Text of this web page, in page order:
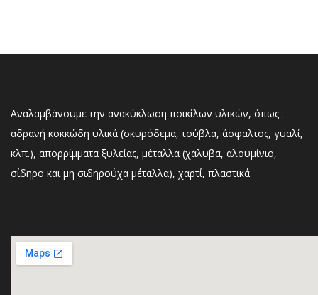
Αναλαμβάνουμε την ανακύκλωση ποικίλων υλικών, όπως :
αδρανή κοκκώδη υλικά (σκυρόδεμα, τούβλα, άσφαλτος, γυαλί,
κλπ.), απορρίμματα ξυλείας, μέταλλα (χάλυβα, αλουμίνιο,
σίδηρο και μη σιδηρούχα μέταλλα), χαρτί, πλαστικά